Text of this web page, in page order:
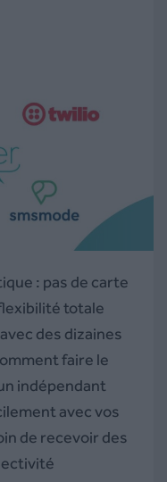
: pas de carte
totale
des dizaines
faire le
indépendant
avec vos
de recevoir des